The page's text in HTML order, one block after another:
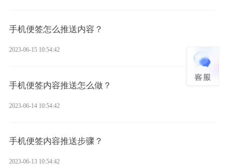
手机便签怎么推送内容？
2023-06-15 10:54:42
手机便签内容推送怎么做？
2023-06-14 10:54:42
手机便签内容推送步骤？
2023-06-13 10:54:42